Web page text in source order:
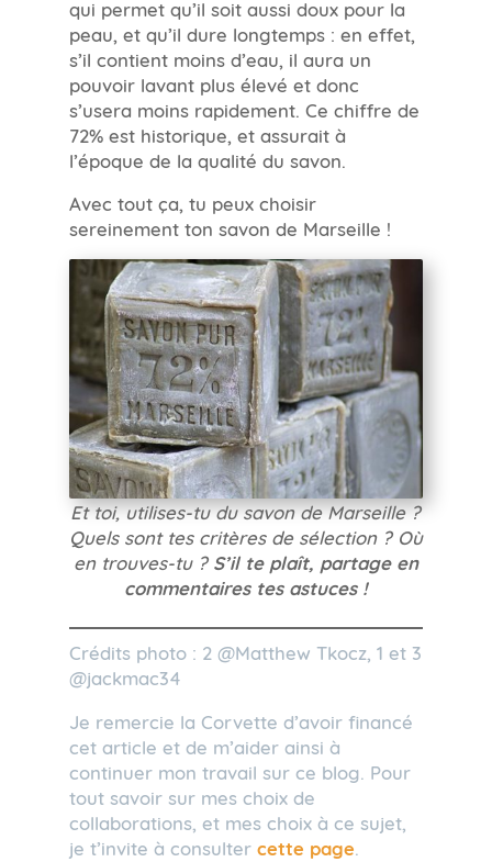
qui permet qu’il soit aussi doux pour la
peau, et qu’il dure longtemps : en effet,
s’il contient moins d’eau, il aura un
pouvoir lavant plus élevé et donc
s’usera moins rapidement. Ce chiffre de
72% est historique, et assurait à
l’époque de la qualité du savon.
Avec tout ça, tu peux choisir
sereinement ton savon de Marseille !
Et toi, utilises-tu du savon de Marseille ?
Quels sont tes critères de sélection ? Où
en trouves-tu ? S’il te plaît, partage en
commentaires tes astuces !
Crédits photo : 2 @Matthew Tkocz, 1 et 3
@jackmac34
Je remercie la Corvette d’avoir financé
cet article et de m’aider ainsi à
continuer mon travail sur ce blog. Pour
tout savoir sur mes choix de
collaborations, et mes choix à ce sujet,
je t’invite à consulter cette page